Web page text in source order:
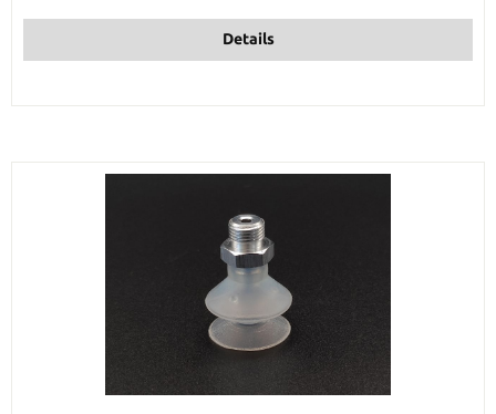
Details